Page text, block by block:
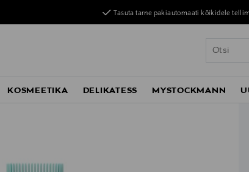
Tasuta tarne pakiautomaati kõikidele
KOSMEETIKA DELIKATESS MYSTOCKMANN